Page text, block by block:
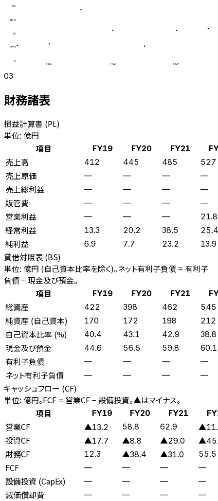
0
37.5
75
112.5
150
FY20 FY22 FY24
03
財務諸表
損益計算書 (PL)
単位: 億円
項目
FY19 FY20 FY21
売上高 412 445 485 527
売上原価 — — — —
売上総利益 — — — —
販管費 — — — —
営業利益 — — — 21.8
経常利益 13.3 20.2 38.5 25.4
純利益 6.9 7.7 23.2 13.9
貸借対照表 (BS)
単位: 億円 (自己資本比率を除く)。ネット有利子負債 = 有利子
負債 − 現金及び預金。
項目
FY19 FY20 FY21
総資産 422 398 462 545
純資産 (自己資本) 170 172 198 212
自己資本比率 (%) 40.4 43.1 42.9 38.8
現金及び預金 44.6 56.5 59.8 60.1
有利子負債 — — — —
ネット有利子負債 — — — —
キャッシュフロー (CF)
単位: 億円。FCF = 営業CF − 設備投資。▲はマイナス。
項目
FY19 FY20 FY21
営業CF ▲13.2 58.8 62.9
投資CF ▲17.7 ▲8.8 ▲29.0
財務CF 12.3 ▲38.4 ▲31.0 55.5
FCF — — — —
設備投資 (CapEx) — — — —
減価償却費 — — — —